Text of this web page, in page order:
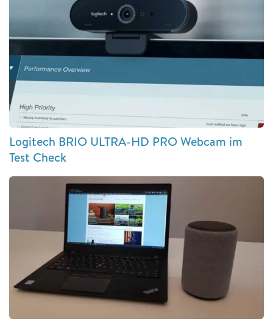
Logitech BRIO ULTRA-HD PRO Webcam im
Test Check